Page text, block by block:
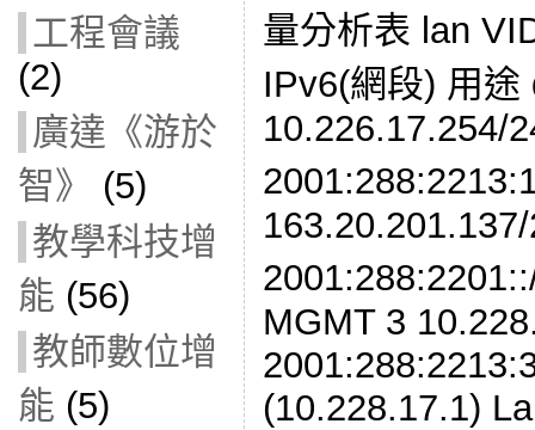
工程會議
(2)
廣達《游於
智》
(5)
教學科技增
能 (56)
教師數位增
能 (5)
量分析表 lan
IPv6(網段) 用途
10.226.17.254/
MGMT 3
(10.228.17.1)